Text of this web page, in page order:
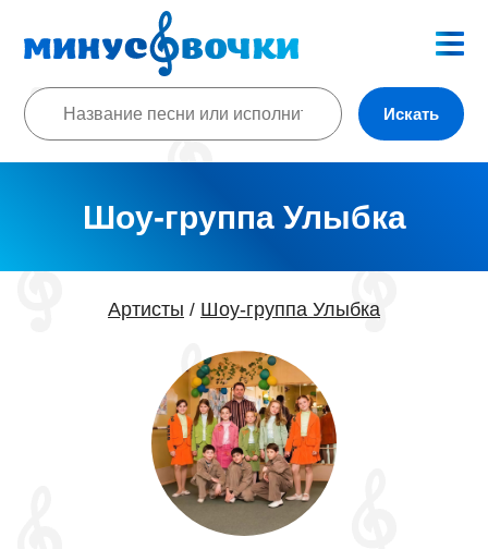
Искать
Шоу-группа Улыбка
Артисты / Шоу-группа Улыбка